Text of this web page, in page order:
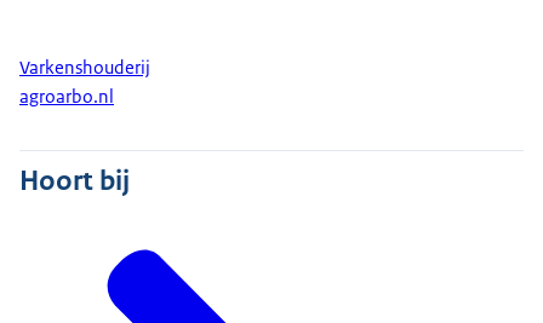
Varkenshouderij
agroarbo.nl
Hoort bij